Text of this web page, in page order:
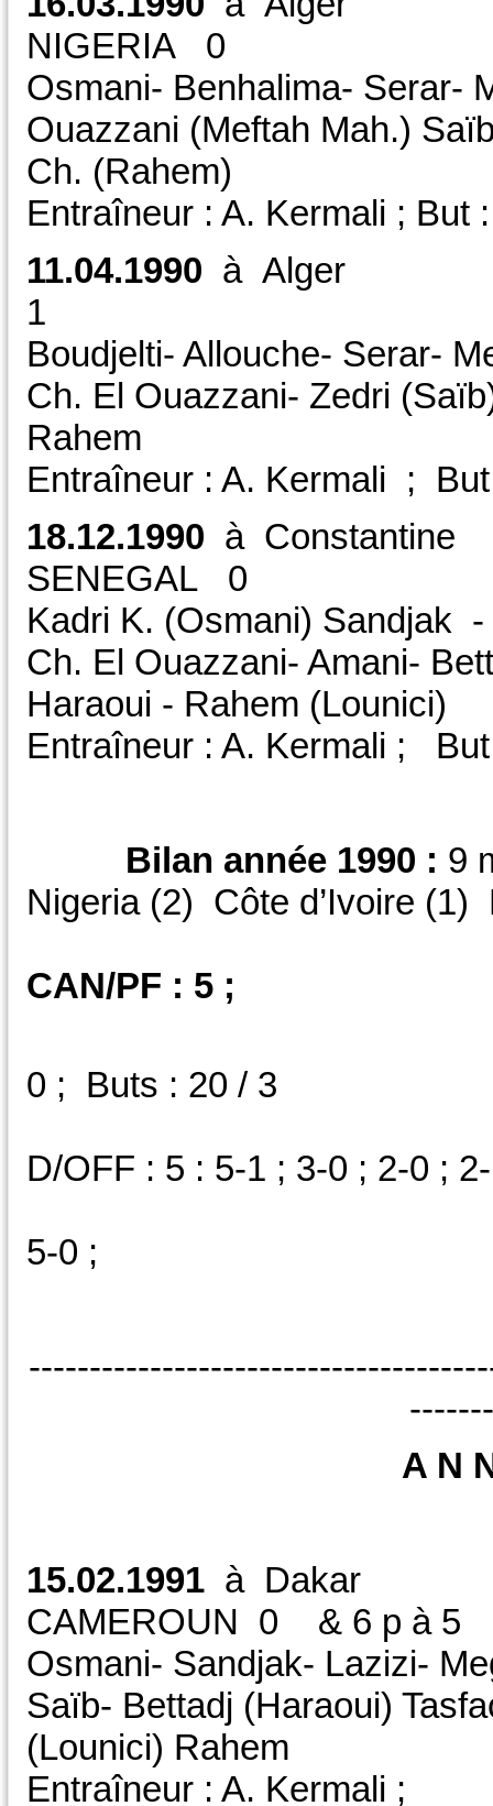
NIGERIA 0
Osmani- Benhalima- Serar-
Ouazzani (Meftah Mah.)
Ch. (Rahem)
Entraîneur : A. Kermali ;
11.04.1990 à Alger
1
Boudjelti- Allouche- Serar-
Ch. El Ouazzani- Zedri
Rahem
Entraîneur : A. Kermali ;
18.12.1990 à
SENEGAL
Kadri K. (Osmani) Sandjak
Ch. El Ouazzani- Amani-
Haraoui - Rahem (Lounici)
Entraîneur : A. Kermali ;
Bilan année 1990 : 9
Nigeria (2) Côte d’Ivoire
CAN/PF : 5 ;
0 ; Buts : 20 / 3
D/OFF : 5 : 5-1 ; 3-0 ; 2-0 ;
5-0 ;
A N
15.02.1991 à
CAMEROUN 0 &
Osmani- Sandjak- Lazizi-
Saïb- Bettadj (Haraoui)
(Lounici) Rahem
Entraîneur : A. Kermali ;